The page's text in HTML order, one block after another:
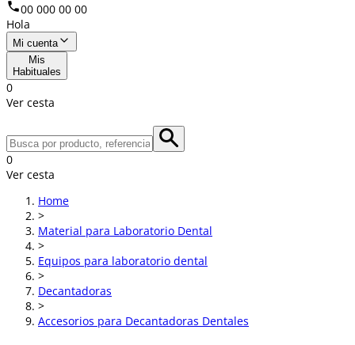
00 000 00 00
Hola
Mi cuenta
Mis
Habituales
0
Ver cesta
0
Ver cesta
Home
>
Material para Laboratorio Dental
>
Equipos para laboratorio dental
>
Decantadoras
>
Accesorios para Decantadoras Dentales